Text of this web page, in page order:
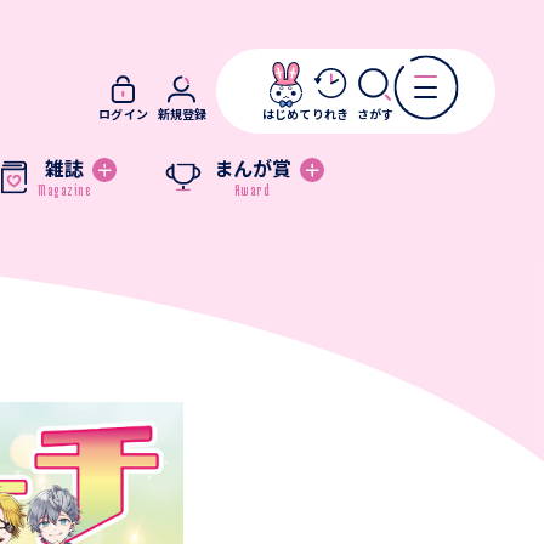
雑誌 まんが賞
ログイン 新規登録 はじめて りれき さがす